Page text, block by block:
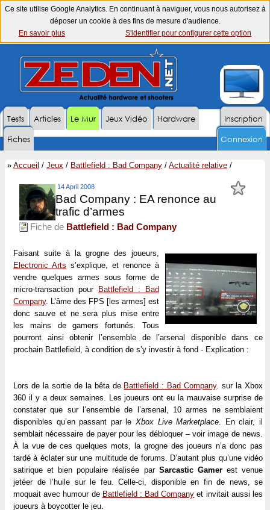
Ce site utilise Google Analytics. En continuant à naviguer, vous nous autorisez à
déposer un cookie à des fins de mesure d'audience.
En savoir plus
S'identifier pour configurer cette option
Inscription
Tests Articles Le Mur Jeux Vidéo
Hardware
Fiches
Connexion
» Accueil / Jeux / Battlefield : Bad Company / Actualité relative /
14 April 2008
Bad Company : EA renonce au
trafic d’armes
Fiche de Battlefield : Bad Company
Faisant suite à la grogne des joueurs,
Electronic Arts s’explique, et renonce à
vendre quelques armes sous forme de
micro-transaction pour Battlefield : Bad
Company. L’âme des FPS [les armes] est
donc sauve et ne sera plus mise entre
les mains de gamers fortunés. Tous
pourront ainsi obtenir l’ensemble de l’arsenal disponible dans ce
prochain Battlefield, à condition de s’y investir à fond - Explication :
Lors de la sortie de la bêta de Battlefield : Bad Company. sur la Xbox
360 il y a deux semaines. Les joueurs ont eu la mauvaise surprise de
constater que sur l’ensemble de l’arsenal, 10 armes ne semblaient
disponibles qu’en passant par le Xbox Live Marketplace. En clair, il
semblait nécessaire de payer pour les débloquer – voir image de news.
À la vue de ces quelques mots, la grogne des joueurs n’a donc pas
tardé à éclater sur une multitude de forums. D’autant plus qu’une vidéo
satirique et bien populaire réalisée par Sarcastic Gamerest venue
jetéer de l’huile sur le feu. Celle-ci, disponible en fin de news, se
moquait avec humour de Battlefield : Bad Company et invitait aussi les
joueurs à boycotter le jeu.